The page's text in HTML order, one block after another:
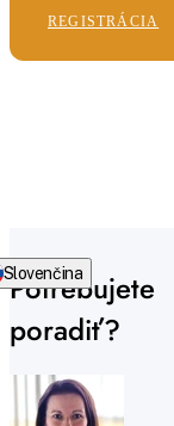
REGISTRÁCIA
Potrebujete
poradiť?
Slovenčina